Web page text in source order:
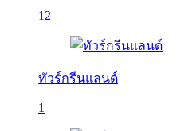
12
ทัวร์กรีนแลนด์
1